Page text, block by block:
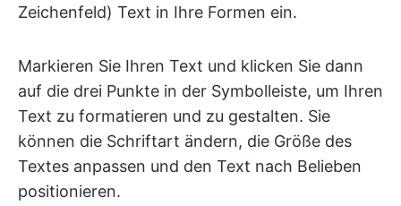
Zeichenfeld) Text in Ihre Formen ein.
Markieren Sie Ihren Text und klicken Sie dann
auf die drei Punkte in der Symbolleiste, um Ihren
Text zu formatieren und zu gestalten. Sie
können die Schriftart ändern, die Größe des
Textes anpassen und den Text nach Belieben
positionieren.